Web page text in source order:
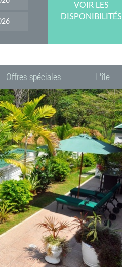
VOIR LES
DISPONIBILITÉS
Offres spéciales L'île